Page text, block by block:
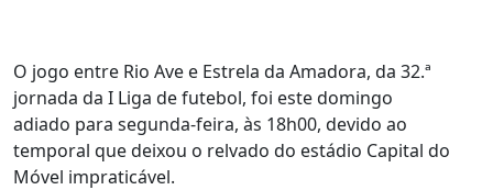
O jogo entre Rio Ave e Estrela da Amadora, da 32.ª
jornada da I Liga de futebol, foi este domingo
adiado para segunda-feira, às 18h00, devido ao
temporal que deixou o relvado do estádio Capital do
Móvel impraticável.